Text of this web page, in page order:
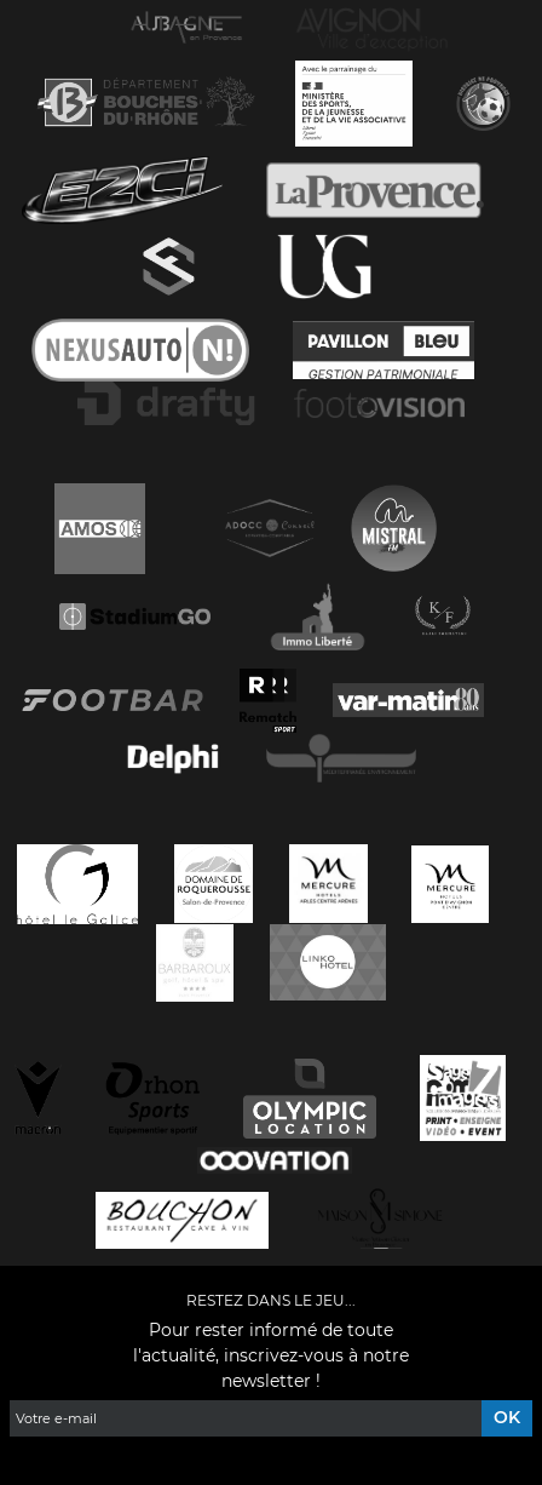
RESTEZ DANS LE JEU...
Pour rester informé de toute
l'actualité, inscrivez-vous à notre
newsletter !